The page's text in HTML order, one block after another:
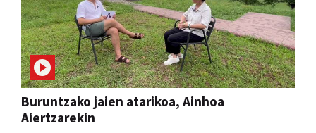
Buruntzako jaien atarikoa, Ainhoa
Aiertzarekin